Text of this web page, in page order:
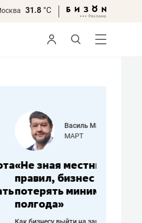
31.8 °С
Василь Мазитов
МАРТ
местных
бизнес может
минимум